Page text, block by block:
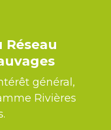
général,
Rivières